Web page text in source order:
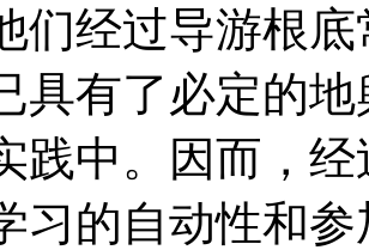
们经过导游根
具有了必定的
践中。因而，
习的自动性和